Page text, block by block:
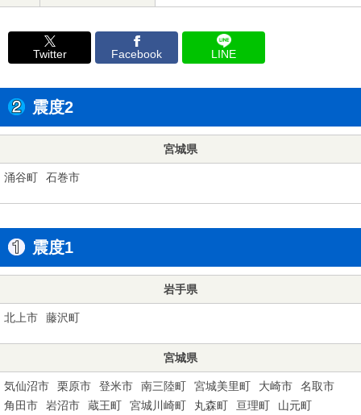
Twitter Facebook LINE
震度2
宮城県
涌谷町 石巻市
震度1
岩手県
北上市 藤沢町
宮城県
気仙沼市 栗原市 登米市 南三陸町 宮城美里町 大崎市
名取市
角田市
岩沼市 蔵王町 宮城川崎町 丸森町 亘理町
山元町